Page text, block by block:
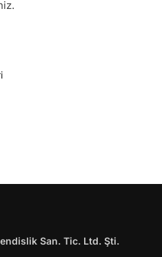
San. Tic. Ltd. Şti.